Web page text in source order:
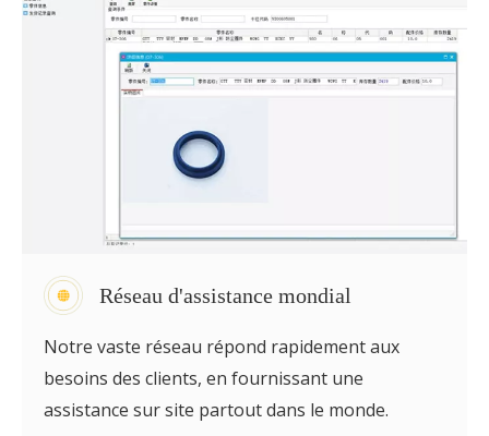
Réseau d'assistance mondial
Notre vaste réseau répond rapidement aux
besoins des clients, en fournissant une
assistance sur site partout dans le monde.